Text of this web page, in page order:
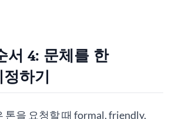
서 4: 문체를 한
하기
톤을 요청할 때 formal, friendly,